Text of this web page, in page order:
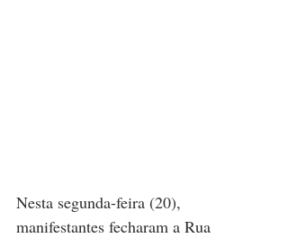
Nesta segunda-feira (20),
manifestantes fecharam a Rua